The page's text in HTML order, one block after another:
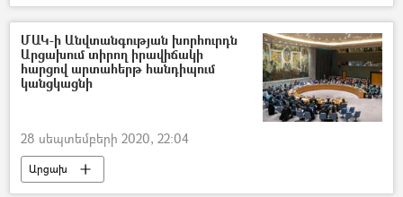
Արայիկ Հարությունյան
Ադրբեջանական ագրեսիան Արցախում - 2020
ՄԱԿ-ի Անվտանգության խորհուրդն
Արցախում տիրող իրավիճակի
հարցով արտահերթ հանդիպում
կանցկացնի
28 սեպտեմբերի 2020, 22:04
Արցախ